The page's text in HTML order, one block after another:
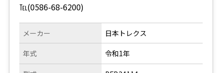
℡(0586-68-6200)
メーカー
年式
日本トレクス
令和1年